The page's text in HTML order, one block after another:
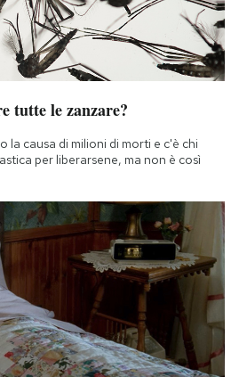
tutte le zanzare?
la causa di milioni di morti e c'è chi
per liberarsene, ma non è così